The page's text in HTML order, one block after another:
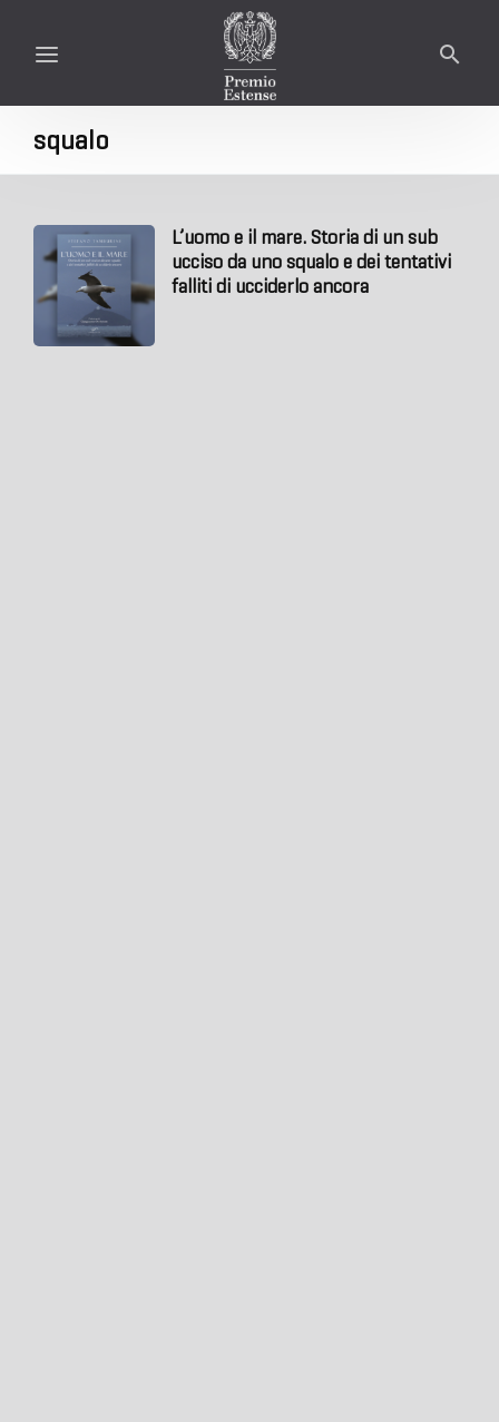
squalo
L’uomo e il mare. Storia di un sub
ucciso da uno squalo e dei tentativi
falliti di ucciderlo ancora